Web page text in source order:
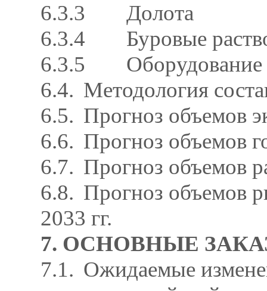
6.3.3
Долота
6.3.4
Буровые
6.3.5
6.4. Методология
6.5. Прогноз объемов
6.6. Прогноз объемов
6.7. Прогноз объемов
6.8. Прогноз объемов
2033 гг.
7. ОСНОВНЫЕ
7.1. Ожидаемые